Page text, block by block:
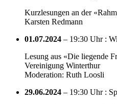
Kurzlesungen an der
Karsten Redmann
01.07.2024 – 19:30 Uhr :
Lesung aus «Die liegende
Vereinigung Winterthur
Moderation: Ruth Loosli
29.06.2024 – 19:30 Uhr :